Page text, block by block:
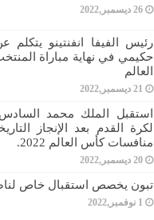
26 ديسمبر,2022
رئيس الفيفا انفنتينو
حكيمي في نهاية مباراة
العالم
21 ديسمبر,2022
استقبل الملك محمد
لكرة القدم بعد الإنجاز
منافسات كأس العالم 2022.
20 ديسمبر,2022
تبون يخصص استقبال خاص
1 نوفمبر,2022